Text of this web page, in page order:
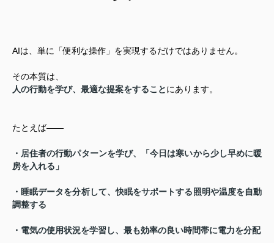
AIは、単に「便利な操作」を実現するだけではありません。
その本質は、
人の行動を学び、最適な提案をすることにあります。
たとえば――
・居住者の行動パターンを学び、「今日は寒いから少し早めに暖
房を入れる」
・睡眠データを分析して、快眠をサポートする照明や温度を自動
調整する
・電気の使用状況を学習し、最も効率の良い時間帯に電力を分配